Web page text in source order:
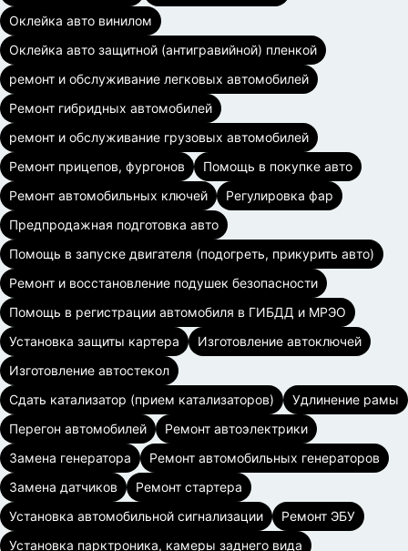
Оклейка авто винилом
Оклейка авто защитной (антигравийной) пленкой
ремонт и обслуживание легковых автомобилей
Ремонт гибридных автомобилей
ремонт и обслуживание грузовых автомобилей
Ремонт прицепов, фургонов
Помощь в покупке авто
Ремонт автомобильных ключей
Регулировка фар
Предпродажная подготовка авто
Помощь в запуске двигателя (подогреть, прикурить авто)
Ремонт и восстановление подушек безопасности
Помощь в регистрации автомобиля в ГИБДД и МРЭО
Установка защиты картера
Изготовление автоключей
Изготовление автостекол
Сдать катализатор (прием катализаторов)
Удлинение рамы
Перегон автомобилей
Ремонт автоэлектрики
Замена генератора
Ремонт автомобильных генераторов
Замена датчиков
Ремонт стартера
Установка автомобильной сигнализации
Ремонт ЭБУ
Установка парктроника, камеры заднего вида